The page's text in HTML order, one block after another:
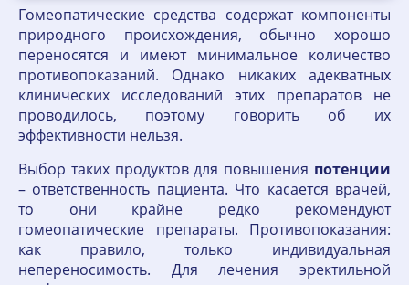
Гомеопатические средства содержат компоненты
природного происхождения, обычно хорошо
переносятся и имеют минимальное количество
противопоказаний. Однако никаких адекватных
клинических исследований этих препаратов не
проводилось, поэтому говорить об их
эффективности нельзя.
Выбор таких продуктов для повышения потенции
– ответственность пациента. Что касается врачей,
то они крайне редко рекомендуют
гомеопатические препараты. Противопоказания:
как правило, только индивидуальная
непереносимость. Для лечения эректильной